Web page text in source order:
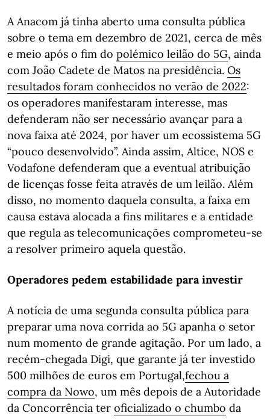
A Anacom já tinha aberto uma consulta pública
sobre o tema em dezembro de 2021, cerca de mês
e meio após o fim do polémico leilão do 5G, ainda
com João Cadete de Matos na presidência. Os
resultados foram conhecidos no verão de 2022:
os operadores manifestaram interesse, mas
defenderam não ser necessário avançar para a
nova faixa até 2024, por haver um ecossistema 5G
“pouco desenvolvido”. Ainda assim, Altice, NOS e
Vodafone defenderam que a eventual atribuição
de licenças fosse feita através de um leilão. Além
disso, no momento daquela consulta, a faixa em
causa estava alocada a fins militares e a entidade
que regula as telecomunicações comprometeu-se
a resolver primeiro aquela questão.
Operadores pedem estabilidade para investir
A notícia de uma segunda consulta pública para
preparar uma nova corrida ao 5G apanha o setor
num momento de grande agitação. Por um lado, a
recém-chegada Digi, que garante já ter investido
500 milhões de euros em Portugal,fechou a
compra da Nowo, um mês depois de a Autoridade
da Concorrência ter oficializado o chumbo da